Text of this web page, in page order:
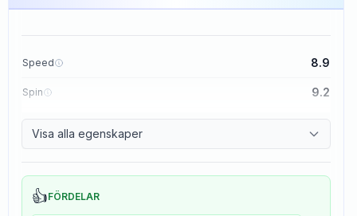
Speed 8.9
Spin 9.2
Visa alla egenskaper
👍FÖRDELAR